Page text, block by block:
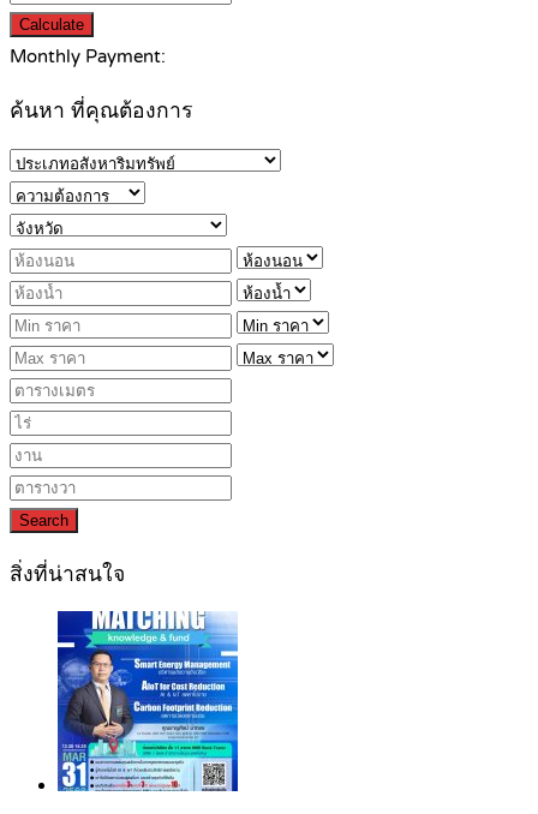
Calculate
Monthly Payment:
ค้นหา ที่คุณต้องการ
Search
สิ่งที่น่าสนใจ